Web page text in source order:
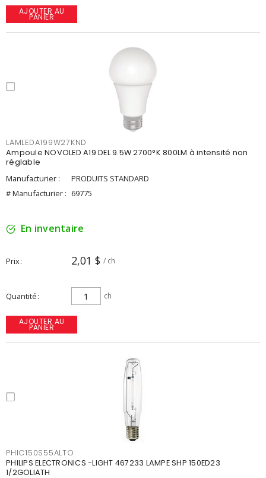
AJOUTER AU
PANIER
LAMLEDA199W27KND
Ampoule NOVOLED A19 DEL 9.5W 2700°K 800LM à intensité non
réglable
Manufacturier :
PRODUITS STANDARD
# Manufacturier : 69775
En inventaire
Prix 2,01 $ / ch
Quantité ch
AJOUTER AU
PANIER
PHIC150S55ALTO
PHILIPS ELECTRONICS -LIGHT 467233 LAMPE SHP 150ED23
1/2GOLIATH